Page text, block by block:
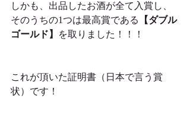
しかも、出品したお酒が全て入賞し、
そのうちの1つは最高賞である
【ダブル
ゴールド】
を取りました！！！
これが頂いた証明書（日本で言う賞
状）です！